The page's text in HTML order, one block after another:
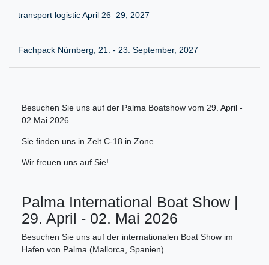
transport logistic April 26–29, 2027
Fachpack Nürnberg, 21. - 23. September, 2027
Besuchen Sie uns auf der Palma Boatshow vom 29. April -
02.Mai 2026
Sie finden uns in Zelt C-18 in Zone .
Wir freuen uns auf Sie!
Palma International Boat Show |
29. April - 02. Mai 2026
Besuchen Sie uns auf der internationalen Boat Show im
Hafen von Palma (Mallorca, Spanien).